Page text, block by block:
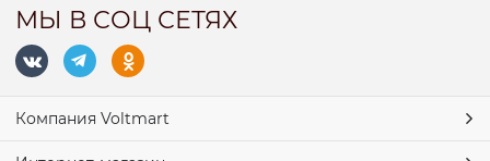
МЫ В СОЦ СЕТЯХ
Компания Voltmart